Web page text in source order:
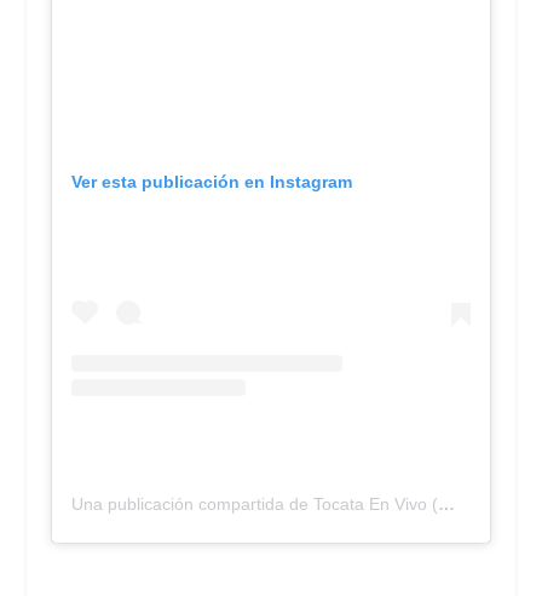
Ver esta publicación en Instagram
Una publicación compartida de Tocata En Vivo (@tocatalaprevia)